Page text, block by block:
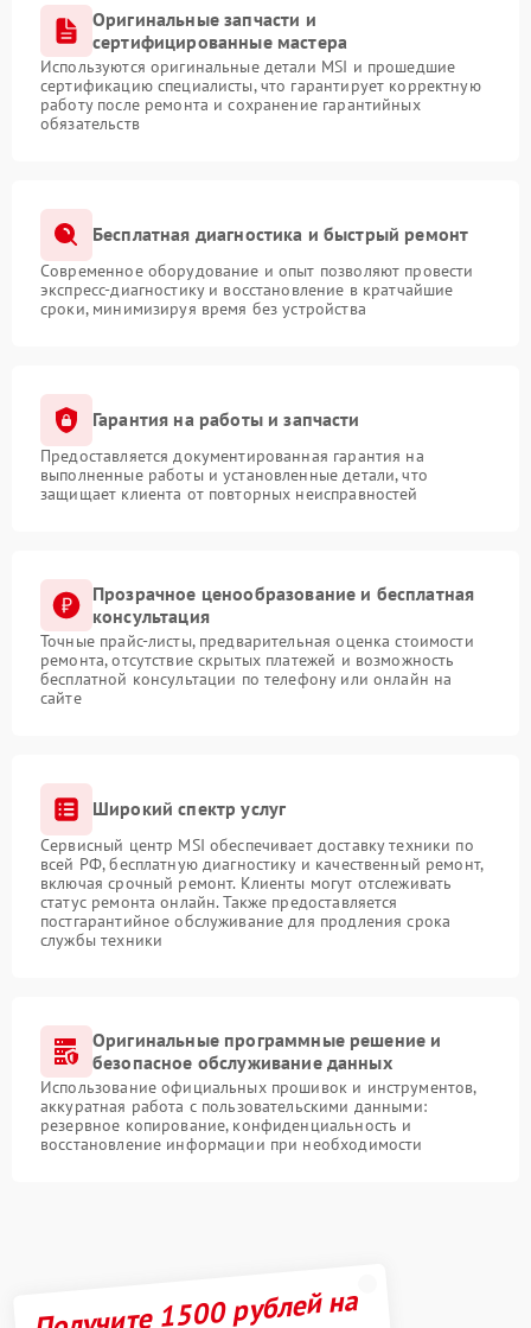
Оригинальные запчасти и
сертифицированные мастера
Используются оригинальные детали MSI и прошедшие
сертификацию специалисты, что гарантирует корректную
работу после ремонта и сохранение гарантийных
обязательств
Бесплатная диагностика и быстрый ремонт
Современное оборудование и опыт позволяют провести
экспресс-диагностику и восстановление в кратчайшие
сроки, минимизируя время без устройства
Гарантия на работы и запчасти
Предоставляется документированная гарантия на
выполненные работы и установленные детали, что
защищает клиента от повторных неисправностей
Прозрачное ценообразование и бесплатная
консультация
Точные прайс-листы, предварительная оценка стоимости
ремонта, отсутствие скрытых платежей и возможность
бесплатной консультации по телефону или онлайн на
сайте
Широкий спектр услуг
Сервисный центр MSI обеспечивает доставку техники по
всей РФ, бесплатную диагностику и качественный ремонт,
включая срочный ремонт. Клиенты могут отслеживать
статус ремонта онлайн. Также предоставляется
постгарантийное обслуживание для продления срока
службы техники
Оригинальные программные решение и
безопасное обслуживание данных
Использование официальных прошивок и инструментов,
аккуратная работа с пользовательскими данными:
резервное копирование, конфиденциальность и
восстановление информации при необходимости
Получите 1500 рублей на